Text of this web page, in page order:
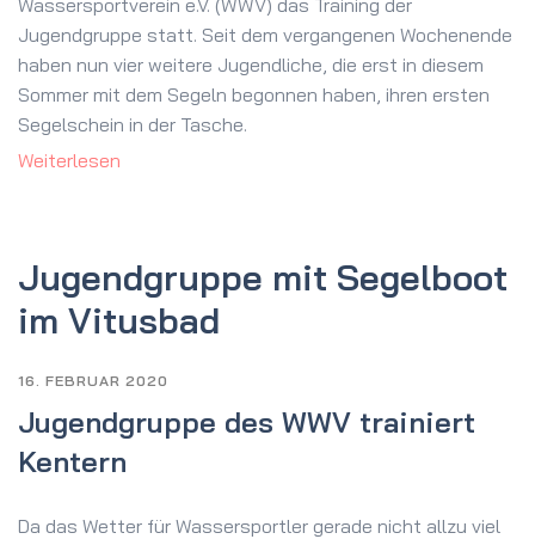
Wassersportverein e.V. (WWV) das Training der
Jugendgruppe statt. Seit dem vergangenen Wochenende
haben nun vier weitere Jugendliche, die erst in diesem
Sommer mit dem Segeln begonnen haben, ihren ersten
Segelschein in der Tasche.
Weiterlesen
Jugend­gruppe mit Segelboot
im Vitusbad
16. FEBRUAR 2020
Jugendgruppe des WWV trainiert
Kentern
Da das Wetter für Wassersportler gerade nicht allzu viel